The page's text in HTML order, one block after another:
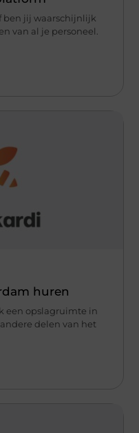
ben jij waarschijnlijk
van al je personeel.
huren
een opslagruimte in
delen van het